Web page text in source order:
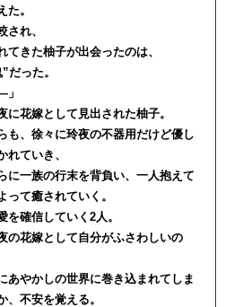
た。
され、
きた柚子が出会ったのは、
だった。
に花嫁として見出された柚子。
も、徐々に玲夜の不器用だけど優し
れていき、
に一族の行末を背負い、一人抱えて
って癒されていく。
確信していく2人。
の花嫁として自分がふさわしいの
あやかしの世界に巻き込まれてしま
、不安を覚える。